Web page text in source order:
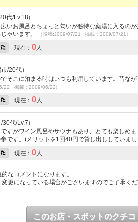
代/Lv.18）
いお風呂とちょっと匂いが独特な薬湯に入るの
ゃいます。
（投稿:2009/07/21 掲載：2009/07/21）
現在： 0人
/20代）
そこに泊まる時はいつも利用しています。昔な
22 掲載：2009/06/22）
現在： 0人
代/Lv.7）
すがワイン風呂やサウナもあり、とても楽しめ
です。(メリットを1回40円で貸し出ししていま
現在： 0人
なコメントになります。
更になっている場合がございますのでご了承くだ
このお店・スポットのクチコ